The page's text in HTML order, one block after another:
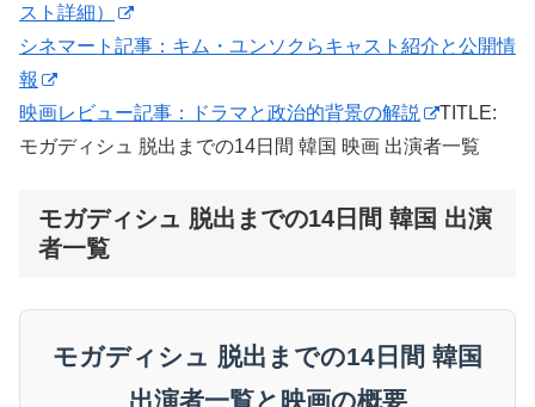
スト詳細）
シネマート記事：キム・ユンソクらキャスト紹介と公開情
報
映画レビュー記事：ドラマと政治的背景の解説
TITLE:
モガディシュ 脱出までの14日間 韓国 映画 出演者一覧
モガディシュ 脱出までの14日間 韓国 出演
者一覧
モガディシュ 脱出までの14日間 韓国
出演者一覧と映画の概要